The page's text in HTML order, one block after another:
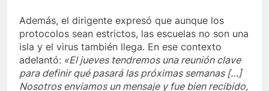
Además, el dirigente expresó que aunque los
protocolos sean estrictos, las escuelas no son una
isla y el virus también llega. En ese contexto
adelantó: «El jueves tendremos una reunión clave
para definir qué pasará las próximas semanas […]
Nosotros enviamos un mensaje y fue bien recibido,